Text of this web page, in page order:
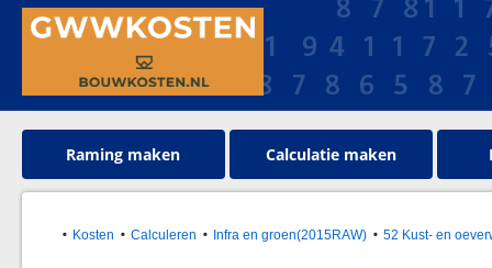
Raming maken Calculatie maken
Kosten Calculeren Infra en groen(2015RAW) 52 Kust- en